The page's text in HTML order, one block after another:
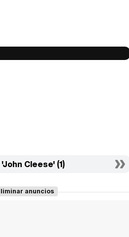
Cleese' (1)
anuncios